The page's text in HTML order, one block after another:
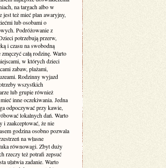
na targach albo w
jest też mieć plan awaryjny,
lub osobami o
Podróżowanie z
potrzebują przerw,
i czasu na swobodną
całą rodzinę. Warto
w których dzieci
zabaw, plażami,
Rodzinny wyjazd
wszystkich
lub grupie również
inne oczekiwania. Jedna
odpoczywać przy kawie,
lokalnych dań. Warto
i zaakceptować, że nie
godzina osobno pozwala
na własne
równowagi. Zbyt duży
rzeczy też potrafi zepsuć
ułatwia zadanie. Warto